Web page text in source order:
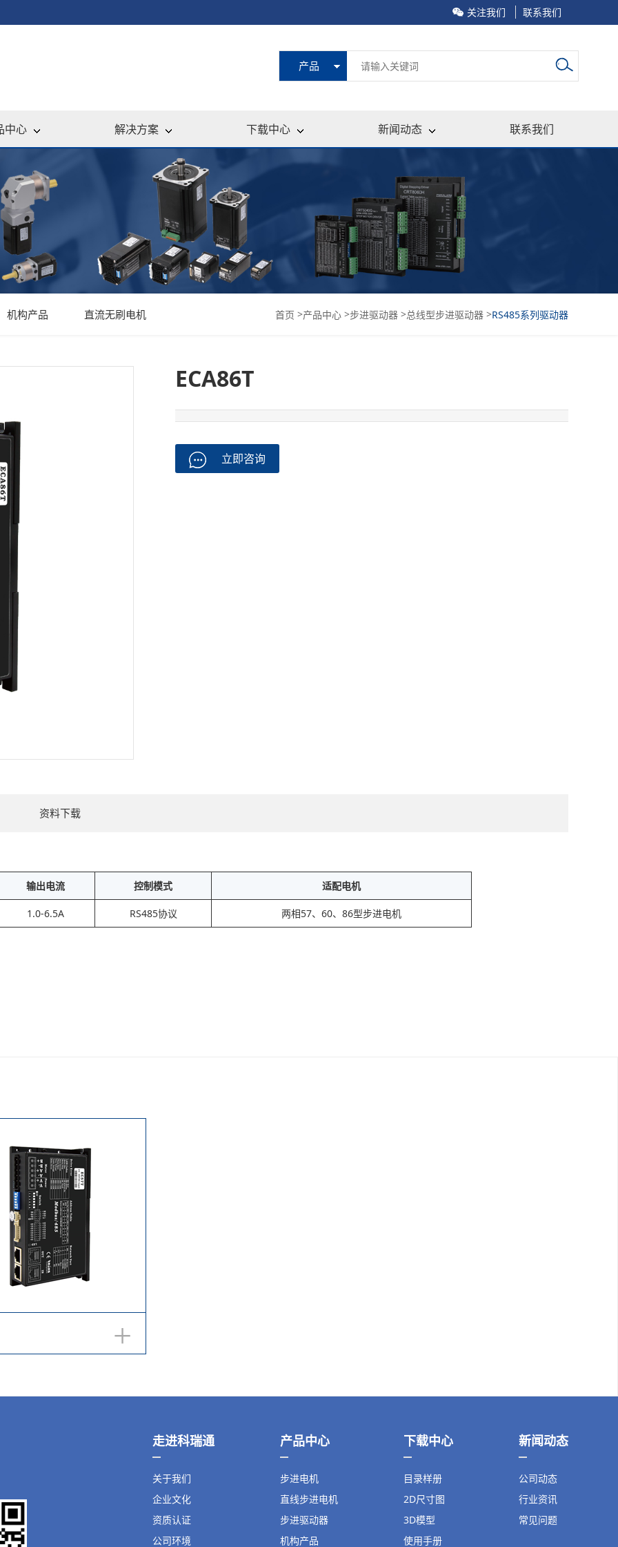
关注我们 联系我们
产品
中心 解决方案 下载中心 新闻动态 联系我们
机构产品 直流无刷电机 首页 >产品中心 >步进驱动器 >总线型步进驱动器 >RS485系列驱动器
ECA86T
立即咨询
资料下载
输出电流 控制模式 适配电机
1.0-6.5A RS485协议 两相57、60、86型步进电机
+
走进科瑞通
关于我们
企业文化
资质认证
公司环境
产品中心
步进电机
直线步进电机
步进驱动器
机构产品
下载中心
目录样册
2D尺寸图
3D模型
使用手册
新闻动态
公司动态
行业资讯
常见问题